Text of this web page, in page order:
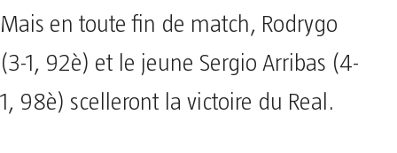
Mais en toute fin de match, Rodrygo
(3-1, 92è) et le jeune Sergio Arribas (4-
1, 98è) scelleront la victoire du Real.